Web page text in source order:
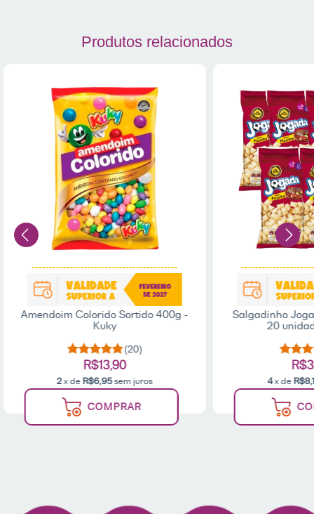
Produtos relacionados
Amendoim Colorido Sortido 400g -
Kuky
(20)
R$13,90
2x deR$6,95sem juros
COMPRAR
Salgadinho
20
4x de